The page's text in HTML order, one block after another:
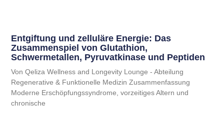
Entgiftung und zelluläre Energie: Das
Zusammenspiel von Glutathion,
Schwermetallen, Pyruvatkinase und Peptiden
Von Qeliza Wellness and Longevity Lounge - Abteilung
Regenerative & Funktionelle Medizin Zusammenfassung
Moderne Erschöpfungssyndrome, vorzeitiges Altern und
chronische